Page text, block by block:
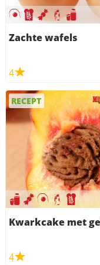
Zachte wafels
4
RECEPT
Kwarkcake met
4